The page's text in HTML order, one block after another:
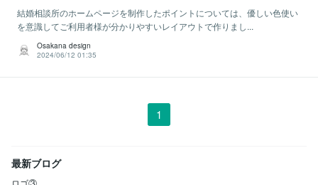
結婚相談所のホームページを制作したポイントについては、優しい色使い
を意識してご利用者様が分かりやすいレイアウトで作りまし...
Osakana design
2024/06/12 01:35
1
最新ブログ
ロゴ③